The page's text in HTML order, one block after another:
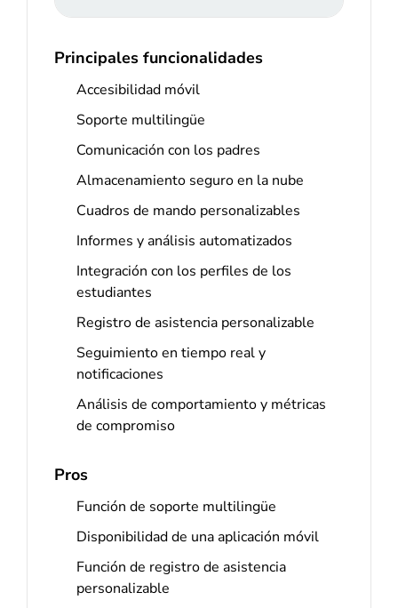
Principales funcionalidades
Accesibilidad móvil
Soporte multilingüe
Comunicación con los padres
Almacenamiento seguro en la nube
Cuadros de mando personalizables
Informes y análisis automatizados
Integración con los perfiles de los
estudiantes
Registro de asistencia personalizable
Seguimiento en tiempo real y
notificaciones
Análisis de comportamiento y métricas
de compromiso
Pros
Función de soporte multilingüe
Disponibilidad de una aplicación móvil
Función de registro de asistencia
personalizable